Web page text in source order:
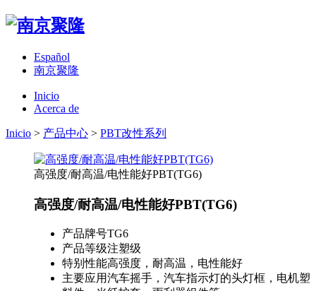
Español
南京聚隆
Inicio
Acerca de
Inicio > 产品中心 > PBT改性系列
高强度/耐高温/电性能好PBT(TG6)
高强度/耐高温/电性能好PBT(TG6)
产品牌号TG6
产品等级注塑级
特别性能高强度，耐高温，电性能好
主要应用汽车摇手，汽车指示灯的头灯框，电机塑